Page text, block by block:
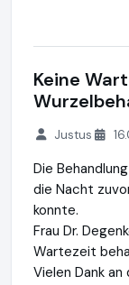
Keine
Justus
Die
die Nacht
konnte.
Frau Dr.
Wartezeit
Vielen Dank